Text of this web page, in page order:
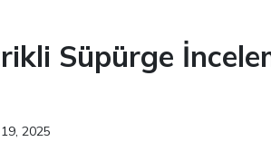
Süpürge
2025